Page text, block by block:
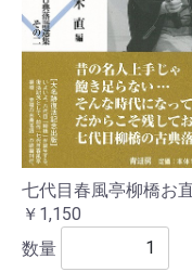
七代目春風亭柳橋お
￥1,150
数量